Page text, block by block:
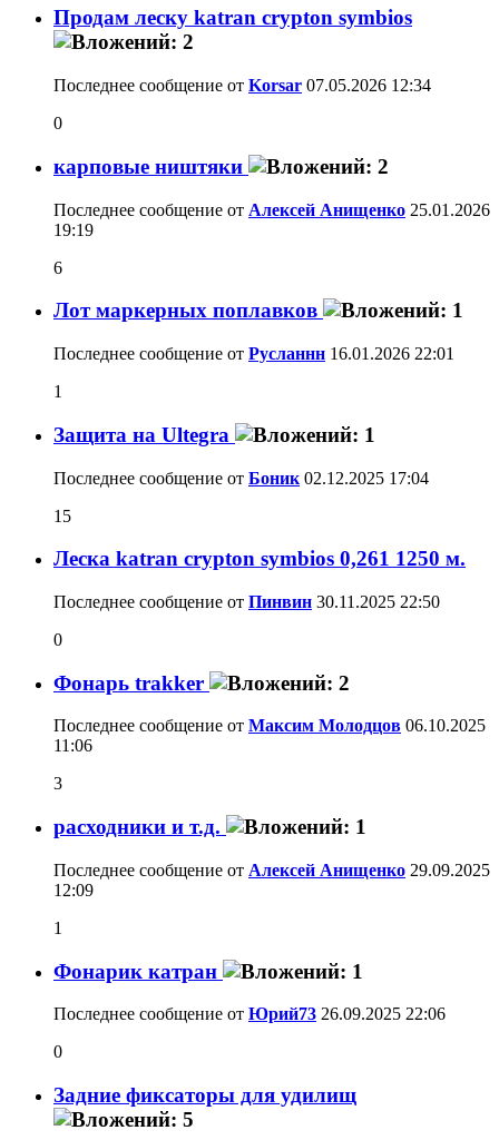
Продам леску katran crypton symbios
Последнее сообщение от Korsar 07.05.2026 12:34
0
карповые ништяки
Последнее сообщение от Алексей Анищенко 25.01.2026
19:19
6
Лот маркерных поплавков
Последнее сообщение от Русланнн 16.01.2026 22:01
1
Защита на Ultegra
Последнее сообщение от Боник 02.12.2025 17:04
15
Леска katran crypton symbios 0,261 1250 м.
Последнее сообщение от Пинвин 30.11.2025 22:50
0
Фонарь trakker
Последнее сообщение от Максим Молодцов 06.10.2025
11:06
3
расходники и т.д.
Последнее сообщение от Алексей Анищенко 29.09.2025
12:09
1
Фонарик катран
Последнее сообщение от Юрий73 26.09.2025 22:06
0
Задние фиксаторы для удилищ